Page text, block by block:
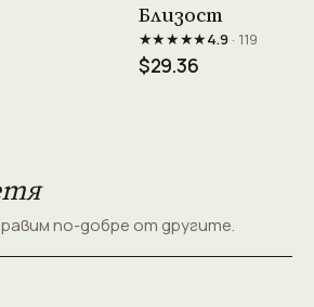
Близост
★★★★★4.9 · 119
$29.36
по-добре от другите.